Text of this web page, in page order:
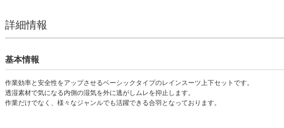
詳細情報
基本情報
作業効率と安全性をアップさせるベーシックタイプのレインスーツ上下セットです。
透湿素材で気になる内側の湿気を外に逃がしムレを抑止します。
作業だけでなく、様々なジャンルでも活躍できる合羽となっております。